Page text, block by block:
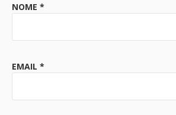
NOME *
EMAIL *